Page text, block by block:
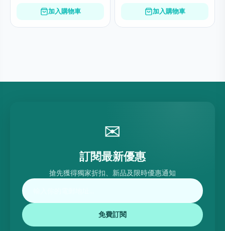
加入購物車 加入購物車
✉
訂閱最新優惠
搶先獲得獨家折扣、新品及限時優惠通知
免費訂閱